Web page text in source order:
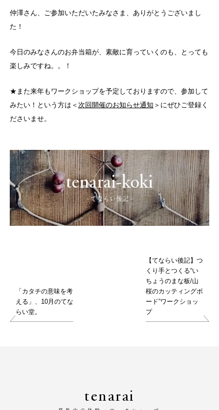
仲澤さん、ご参加いただいたみなさま、ありがとうございまし
た！
今日のみなさんのお弁当箱が、素敵に育っていくのも、とっても
楽しみですね。。！
★また来年もワークショップを予定しておりますので、参加して
みたい！という方は＜ 次回開催のお知らせ通知 ＞にぜひご登録く
ださいませ。
tenarai-koki
- てならい後記 -
「カタチの意味を考
える」、10月のてな
らい堂。
【てならい後記】つ
くり手とつくる“い
ちょうのまな板/山
桜のカッティングボ
ード”ワークショッ
プ
tenarai